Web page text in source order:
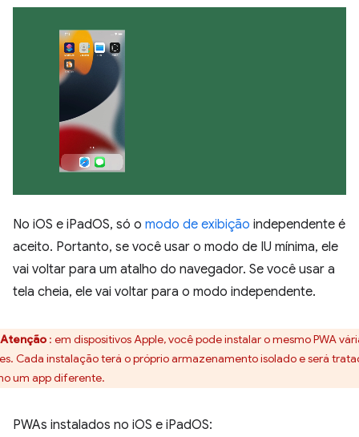
No iOS e iPadOS, só o modo de exibição independente é
aceito. Portanto, se você usar o modo de IU mínima, ele
vai voltar para um atalho do navegador. Se você usar a
tela cheia, ele vai voltar para o modo independente.
Atenção : em dispositivos Apple, você pode instalar o mesmo PWA
Cada instalação terá o próprio armazenamento isolado e será
um app diferente.
PWAs instalados no iOS e iPadOS: